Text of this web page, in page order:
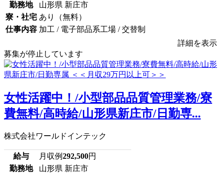
勤務地
山形県 新庄市
寮・社宅 あり（無料）
仕事内容 加工 / 電子部品系工場 / 交替制
詳細を表示
募集が停止しています
女性活躍中！/小型部品品質管理業務/寮
費無料/高時給/山形県新庄市/日勤専...
株式会社ワールドインテック
給与 月収例292,500円
勤務地
山形県 新庄市